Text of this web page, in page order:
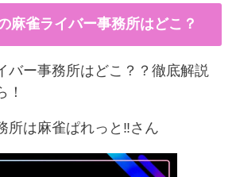
麻雀ライバー事務所はどこ？
バー事務所はどこ？？徹底解説
！
所は麻雀ぱれっと‼︎さん